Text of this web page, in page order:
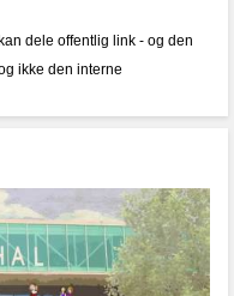
dele offentlig link - og den
ikke den interne